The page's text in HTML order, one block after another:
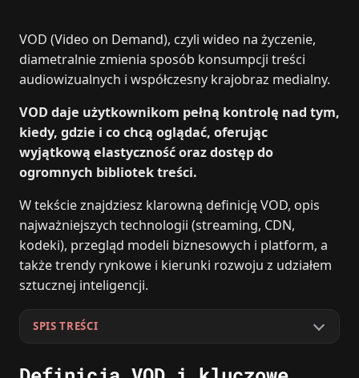
VOD (Video on Demand), czyli wideo na życzenie,
diametralnie zmienia sposób konsumpcji treści
audiowizualnych i współczesny krajobraz medialny.
VOD daje użytkownikom pełną kontrolę nad tym,
kiedy, gdzie i co chcą oglądać, oferując
wyjątkową elastyczność oraz dostęp do
ogromnych bibliotek treści.
W tekście znajdziesz klarowną definicję VOD, opis
najważniejszych technologii (streaming, CDN,
kodeki), przegląd modeli biznesowych i platform, a
także trendy rynkowe i kierunki rozwoju z udziałem
sztucznej inteligencji.
SPIS TREŚCI